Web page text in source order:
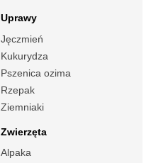
Uprawy
Jęczmień
Kukurydza
Pszenica ozima
Rzepak
Ziemniaki
Zwierzęta
Alpaka